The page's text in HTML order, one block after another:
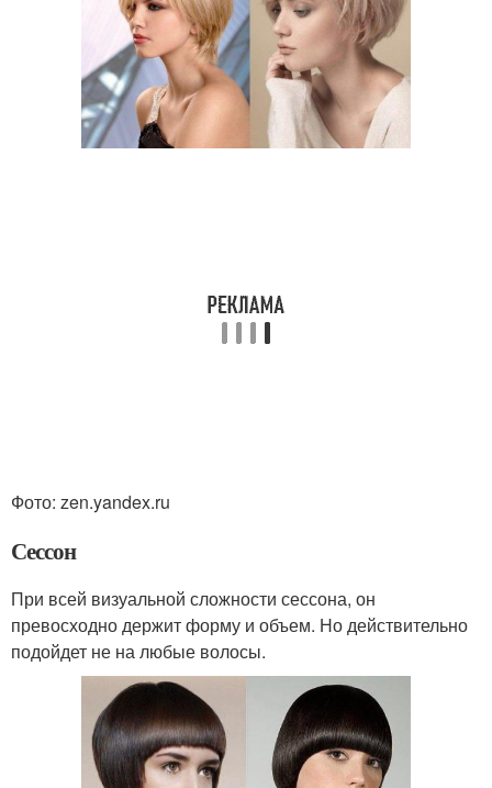
Фото: zen.yandex.ru
Сессон
При всей визуальной сложности сессона, он
превосходно держит форму и объем. Но действительно
подойдет не на любые волосы.